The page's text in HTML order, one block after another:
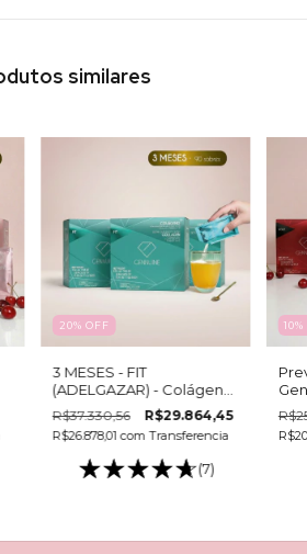
similares
20% OFF
3 MESES - FIT
(ADELGAZAR) - Colágeno
hidrolizado bebible (6
cajas - 15 sobres c/u)
R$37.330,56 R$29.864,45
R$26.878,01com Transferencia
(7)
10%